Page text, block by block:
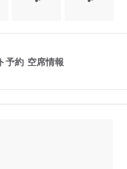
予約 空席情報